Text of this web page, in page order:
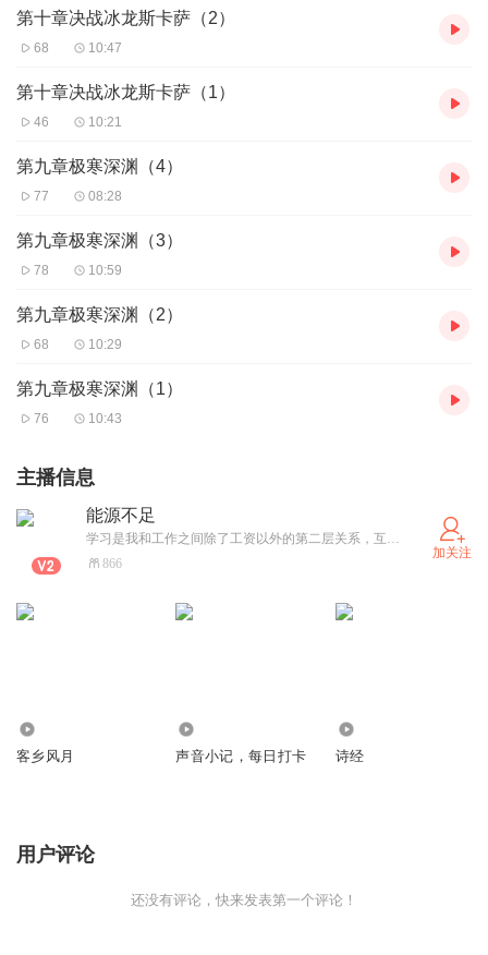
第十章决战冰龙斯卡萨（2）
68 10:47
第十章决战冰龙斯卡萨（1）
46 10:21
第九章极寒深渊（4）
77 08:28
第九章极寒深渊（3）
78 10:59
第九章极寒深渊（2）
68 10:29
第九章极寒深渊（1）
76 10:43
主播信息
能源不足
学习是我和工作之间除了工资以外的第二层关系，互相验证进步。 学习是我遇到形形色色的你， 可以用世界的客观规律交流， 而不是互换生活的烦躁。
866
加关注
客乡风月 声音小记，每日打卡 诗经
用户评论
还没有评论，快来发表第一个评论！